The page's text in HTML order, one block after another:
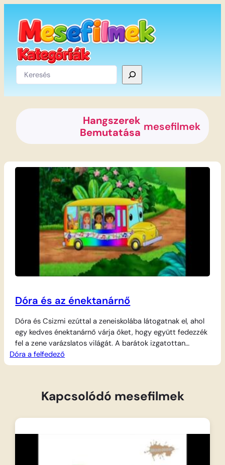
tartalomhoz
Keresés
Hangszerek
Bemutatása mesefilmek
Dóra és az énektanárnő
Dóra és Csizmi ezúttal a zeneiskolába látogatnak el, ahol
egy kedves énektanárnő várja őket, hogy együtt fedezzék
fel a zene varázslatos világát. A barátok izgatottan
próbálják ki a különböző hangszereket, és megmutatják,
milyen szépen szólnak a dobok, a gitárok és a fúvós
zeneszerszámot, hogy…
Dóra a felfedező
Kapcsolódó mesefilmek